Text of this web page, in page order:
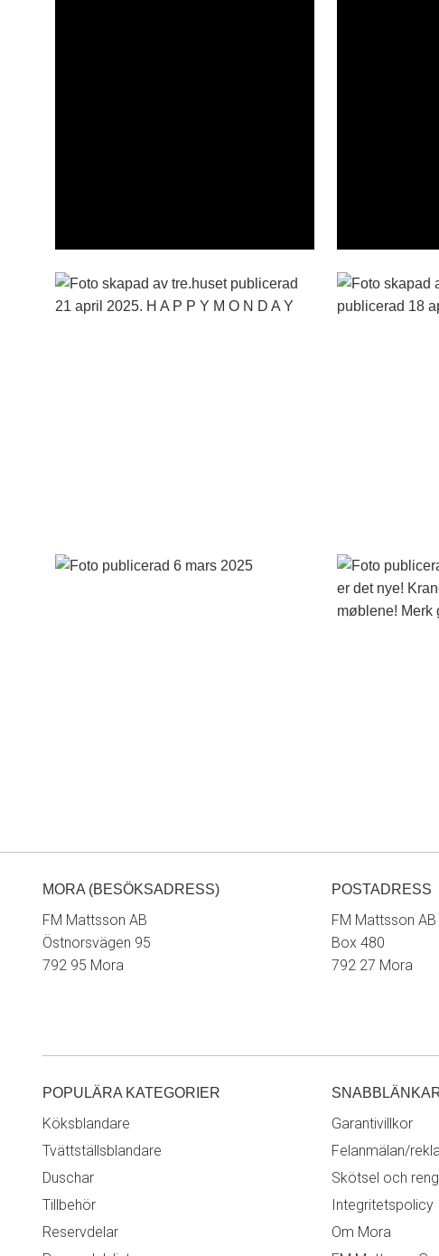
MORA (BESÖKSADRESS)
FM Mattsson AB
Östnorsvägen 95
792 95 Mora
POSTADRESS
FM Mattsson AB
Box 480
792 27 Mora
POPULÄRA KATEGORIER
Köksblandare
Tvättställsblandare
Duschar
Tillbehör
Reservdelar
Garantivillkor
Felanmälan/
Skötsel och
Integritetspolicy
Om Mora